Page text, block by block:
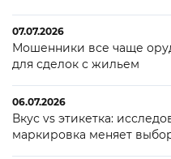
07.07.2026
Мошенники все чаще
для сделок с жильем
06.07.2026
Вкус vs этикетка:
маркировка меняет